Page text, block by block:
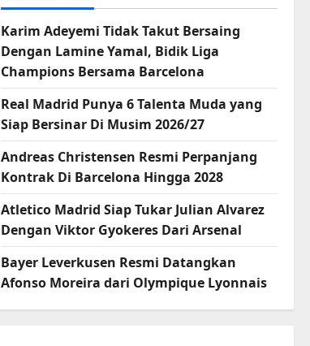
Karim Adeyemi Tidak Takut Bersaing
Dengan Lamine Yamal, Bidik Liga
Champions Bersama Barcelona
Real Madrid Punya 6 Talenta Muda yang
Siap Bersinar Di Musim 2026/27
Andreas Christensen Resmi Perpanjang
Kontrak Di Barcelona Hingga 2028
Atletico Madrid Siap Tukar Julian Alvarez
Dengan Viktor Gyokeres Dari Arsenal
Bayer Leverkusen Resmi Datangkan
Afonso Moreira dari Olympique Lyonnais